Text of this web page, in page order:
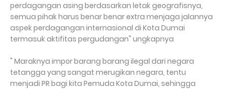
perdagangan asing berdasarkan letak geografisnya,
semua pihak harus benar benar extra menjaga jalannya
aspek perdagangan internasional di Kota Dumai
termasuk aktifitas pergudangan" ungkapnya
" Maraknya impor barang barang ilegal dari negara
tetangga yang sangat merugikan negara, tentu
menjadi PR bagi kita Pemuda Kota Dumai, sehingga